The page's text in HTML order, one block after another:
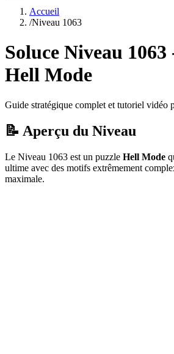
Accueil
/Niveau 1063
Soluce Niveau 1063
Hell Mode
Guide stratégique complet et tutoriel vidéo
📝 Aperçu du Niveau
Le Niveau 1063 est un puzzle Hell Mode
ultime avec des motifs extrêmement
maximale.